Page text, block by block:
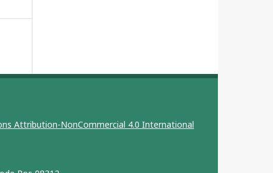
Attribution-NonCommercial 4.0 International